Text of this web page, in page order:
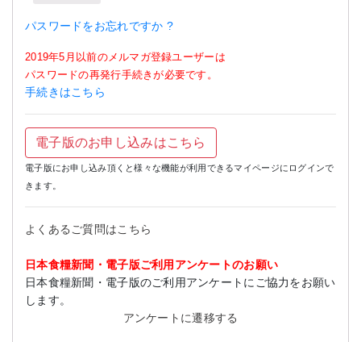
パスワードをお忘れですか ?
2019年5月以前のメルマガ登録ユーザーは
パスワードの再発行手続きが必要です。
手続きはこちら
電子版のお申し込みはこちら
電子版にお申し込み頂くと様々な機能が利用できるマイページにログインで
きます。
よくあるご質問はこちら
日本食糧新聞・電子版ご利用アンケートのお願い
日本食糧新聞・電子版のご利用アンケートにご協力をお願い
します。
アンケートに遷移する